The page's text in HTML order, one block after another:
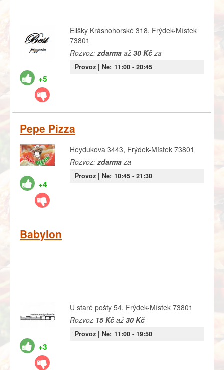
+5
Elišky Krásnohorské 318, Frýdek-Místek
73801
Rozvoz:zdarmaaž 30 Kčza
Provoz | Ne: 11:00- 20:45
Pepe Pizza
+4
Heydukova 3443, Frýdek-Místek 73801
Rozvoz: zdarmaza
Provoz | Ne: 10:45- 21:30
Babylon
+3
U staré pošty 54, Frýdek-Místek 73801
Rozvoz 15 Kčaž 30 Kč
Provoz | Ne: 11:00- 19:50